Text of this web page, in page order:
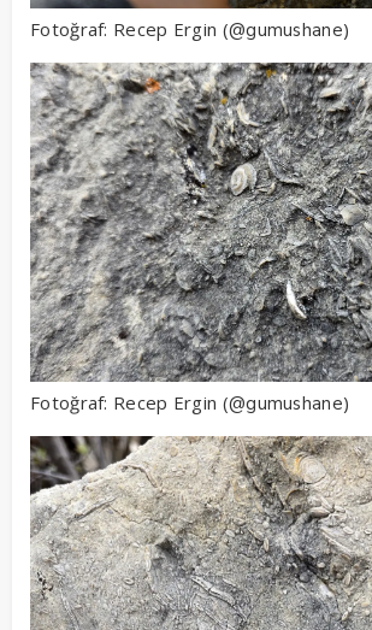
Fotoğraf: Recep Ergin (@gumushane)
Fotoğraf: Recep Ergin (@gumushane)